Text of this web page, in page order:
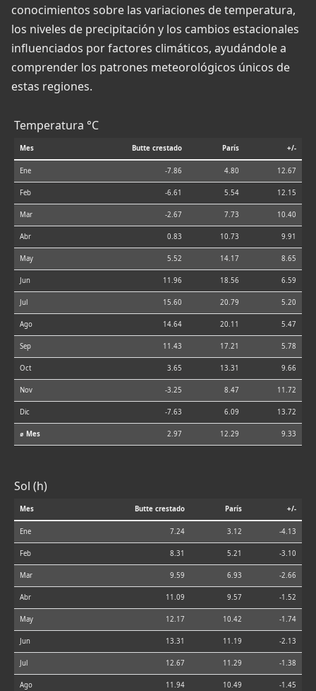
conocimientos sobre las variaciones de temperatura,
los niveles de precipitación y los cambios estacionales
influenciados por factores climáticos, ayudándole a
comprender los patrones meteorológicos únicos de
estas regiones.
Temperatura °C
Mes Butte crestado París +/-
Ene -7.86 4.80 12.67
Feb -6.61 5.54 12.15
Mar -2.67 7.73 10.40
Abr 0.83 10.73 9.91
May 5.52 14.17 8.65
Jun 11.96 18.56 6.59
Jul 15.60 20.79 5.20
Ago 14.64 20.11 5.47
Sep 11.43 17.21 5.78
Oct 3.65 13.31 9.66
Nov -3.25 8.47 11.72
Dic -7.63 6.09 13.72
⌀ Mes 2.97 12.29 9.33
Sol (h)
Mes Butte crestado París +/-
Ene 7.24 3.12 -4.13
Feb 8.31 5.21 -3.10
Mar 9.59 6.93 -2.66
Abr 11.09 9.57 -1.52
May 12.17 10.42 -1.74
Jun 13.31 11.19 -2.13
Jul 12.67 11.29 -1.38
Ago 11.94 10.49 -1.45